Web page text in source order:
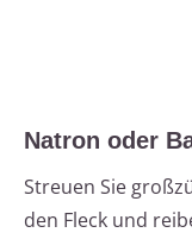
Natron oder
Streuen Sie
den Fleck und